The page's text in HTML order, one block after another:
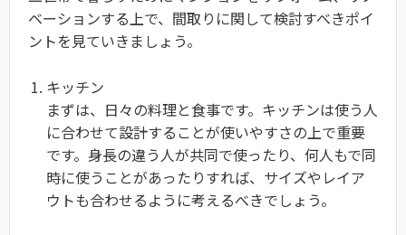
ベーションする上で、間取りに関して検討すべきポイ
ントを見ていきましょう。
キッチン
まずは、日々の料理と食事です。キッチンは使う人
に合わせて設計することが使いやすさの上で重要
です。身長の違う人が共同で使ったり、何人もで同
時に使うことがあったりすれば、サイズやレイア
ウトも合わせるように考えるべきでしょう。